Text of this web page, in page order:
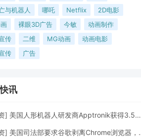
与机器人
哪吒 Netflix
2D电影
裸眼3D广告 今敏
动画制作
传
二维 MG动画
动画电影
传
广告
讯
] 美国人形机器人研发商Apptronik获得3.5亿美元A轮融资
] 美国司法部要求谷歌剥离Chrome浏览器，但允许其进行AI投资